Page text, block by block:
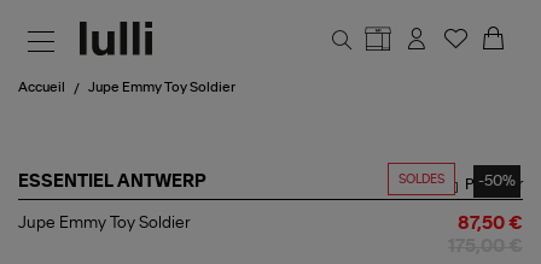
Accueil Jupe Emmy Toy Soldier
SOLDES -50%
ESSENTIEL ANTWERP
Jupe
Partager
Jupe Emmy Toy Soldier 87,50 €